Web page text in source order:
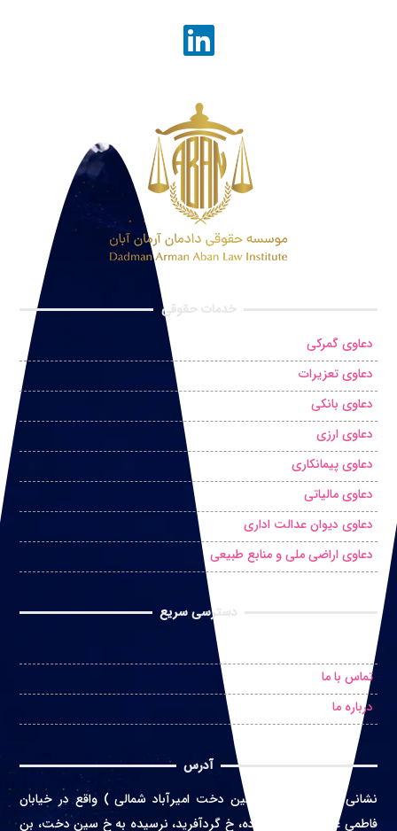
خدمات حقوقی
دعاوی گمرکی
دعاوی تعزیرات
دعاوی بانکی
دعاوی ارزی
دعاوی پیمانکاری
دعاوی مالیاتی
دعاوی دیوان عدالت اداری
دعاوی اراضی ملی و منابع طبیعی
دسترسی سریع
تماس با ما
درباره ما
آدرس
نشانی: تهران ( محله سین دخت امیرآباد شمالی ) واقع در خیابان
فاطمی غربی، خ اعتماد زاده، خ گردآفرید، نرسیده به خ سین دخت، بن